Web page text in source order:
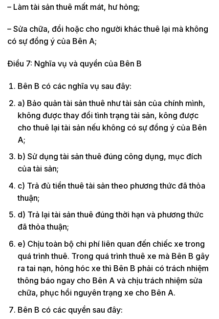
– Làm tài sản thuê mất mát, hư hỏng;
– Sửa chữa, đổi hoặc cho người khác thuê lại mà không
có sự đồng ý của Bên A;
Điều 7: Nghĩa vụ và quyền của Bên B
Bên B có các nghĩa vụ sau đây:
a) Bảo quản tài sản thuê như tài sản của chính mình,
không được thay đổi tình trạng tài sản, kông được
cho thuê lại tài sản nếu không có sự đồng ý của Bên
A;
b) Sử dụng tài sản thuê đúng công dụng, mục đích
của tài sản;
c) Trả đủ tiền thuê tài sản theo phương thức đã thỏa
thuận;
d) Trả lại tài sản thuê đúng thời hạn và phương thức
đã thỏa thuận;
e) Chịu toàn bộ chi phí liên quan đến chiếc xe trong
quá trình thuê. Trong quá trình thuê xe mà Bên B gây
ra tai nạn, hỏng hóc xe thì Bên B phải có trách nhiệm
thông báo ngay cho Bên A và chịu trách nhiệm sửa
chữa, phục hồi nguyên trạng xe cho Bên A.
Bên B có các quyền sau đây: